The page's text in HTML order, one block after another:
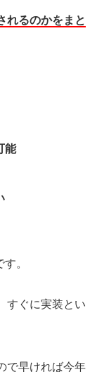
れるのかをまと
能
す。
すぐに実装とい
で早ければ今年